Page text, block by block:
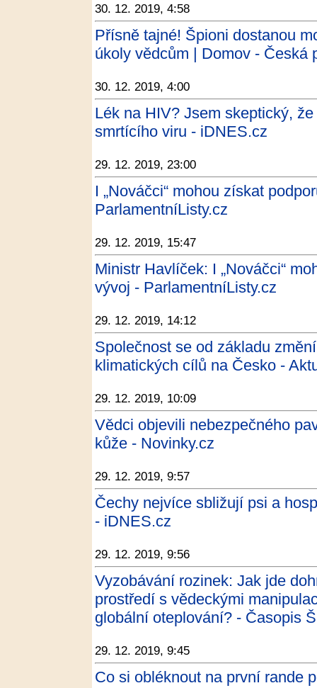
30. 12. 2019, 4:58
Přísně tajné! Špioni dostanou
úkoly vědcům | Domov - Česká
30. 12. 2019, 4:00
Lék na HIV? Jsem skeptický,
smrtícího viru - iDNES.cz
29. 12. 2019, 23:00
I „Nováčci“ mohou získat
ParlamentníListy.cz
29. 12. 2019, 15:47
Ministr Havlíček: I „Nováčci“
vývoj - ParlamentníListy.cz
29. 12. 2019, 14:12
Společnost se od základu
klimatických cílů na Česko -
29. 12. 2019, 10:09
Vědci objevili nebezpečného
kůže - Novinky.cz
29. 12. 2019, 9:57
Čechy nejvíce sbližují psi a
- iDNES.cz
29. 12. 2019, 9:56
Vyzobávání rozinek: Jak jde
prostředí s vědeckými
globální oteplování? - Časopis
29. 12. 2019, 9:45
Co si obléknout na první rande